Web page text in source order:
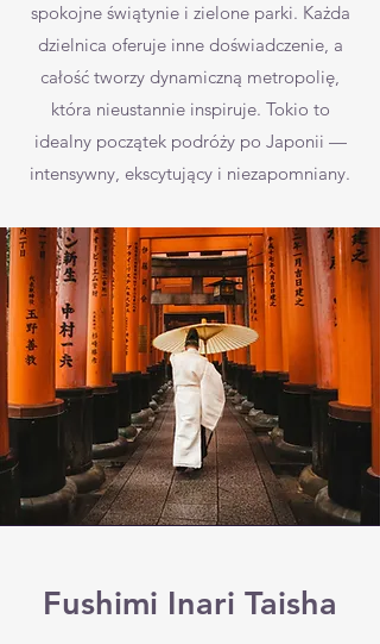
spokojne świątynie i zielone parki. Każda
dzielnica oferuje inne doświadczenie, a
całość tworzy dynamiczną metropolię,
która nieustannie inspiruje. Tokio to
idealny początek podróży po Japonii —
intensywny, ekscytujący i niezapomniany.
Fushimi Inari Taisha